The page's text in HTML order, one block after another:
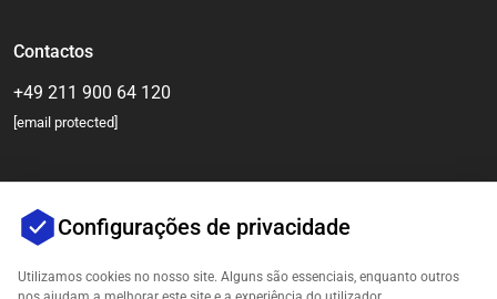
Contactos
+49 211 900 64 120
[email protected]
Configurações de privacidade
Utilizamos cookies no nosso site. Alguns são essenciais, enquanto outros